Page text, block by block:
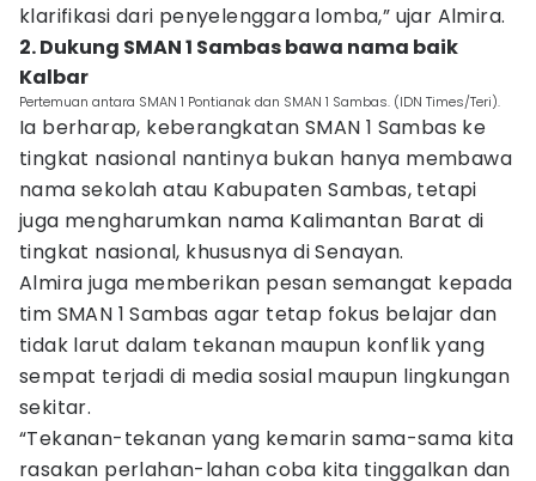
klarifikasi dari penyelenggara lomba,” ujar Almira.
2. Dukung SMAN 1 Sambas bawa nama baik
Kalbar
Pertemuan antara SMAN 1 Pontianak dan SMAN 1 Sambas. (IDN Times/Teri).
Ia berharap, keberangkatan SMAN 1 Sambas ke
tingkat nasional nantinya bukan hanya membawa
nama sekolah atau Kabupaten Sambas, tetapi
juga mengharumkan nama Kalimantan Barat di
tingkat nasional, khususnya di Senayan.
Almira juga memberikan pesan semangat kepada
tim SMAN 1 Sambas agar tetap fokus belajar dan
tidak larut dalam tekanan maupun konflik yang
sempat terjadi di media sosial maupun lingkungan
sekitar.
“Tekanan-tekanan yang kemarin sama-sama kita
rasakan perlahan-lahan coba kita tinggalkan dan